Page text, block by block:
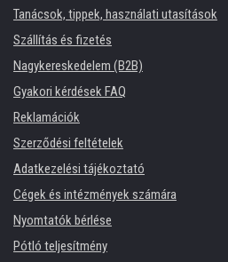
Tanácsok, tippek, használati utasítások
Szállítás és fizetés
Nagykereskedelem (B2B)
Gyakori kérdések FAQ
Reklamációk
Szerződési feltételek
Adatkezelési tájékoztató
Cégek és intézmények számára
Nyomtatók bérlése
Pótló teljesítmény